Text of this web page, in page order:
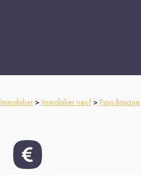
Immobilier> Immobilier neuf > Pays Basque